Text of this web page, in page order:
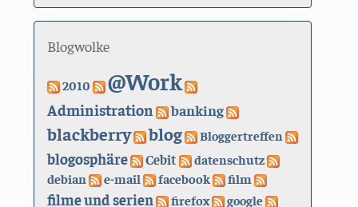
Blogwolke
2010 @Work
Administration banking
blackberry blog Bloggertreffen
blogosphäre Cebit datenschutz
debian e-mail facebook film
filme und serien firefox
google